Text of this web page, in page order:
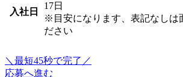
入社日
17日
※目安になります、表記なしは
ださい
＼最短45秒で完了／
応募へ進む